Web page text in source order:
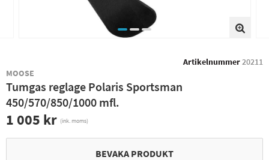
Artikelnummer20211
MOOSE
Tumgas reglage Polaris Sportsman
450/570/850/1000 mfl.
1 005 kr (ink. moms)
BEVAKA PRODUKT